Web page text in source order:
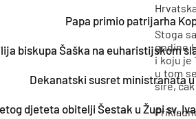
Papa primio patrijarha
biskupa Šaška na euharistijskom
Dekanatski susret ministranata
djeteta obitelji Šestak u Župi sv.
Stoga
godine
i koju je
u tom
šire,